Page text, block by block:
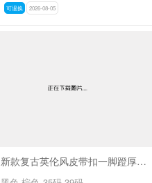
可退换 2026-08-05
新款复古英伦风皮带扣一脚蹬厚底时尚百搭乐福鞋SA5271